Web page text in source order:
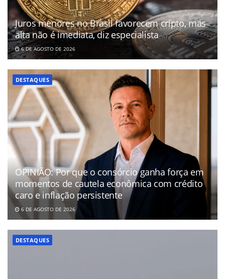
Juros menores no Brasil favorecem cripto, mas
alta não é imediata, diz especialista
6 DE AGOSTO DE 2026
DESTAQUES
OPINIÃO: Por que o consórcio ganha força em
momentos de cautela econômica com crédito
caro e inflação persistente
6 DE AGOSTO DE 2026
DESTAQUES